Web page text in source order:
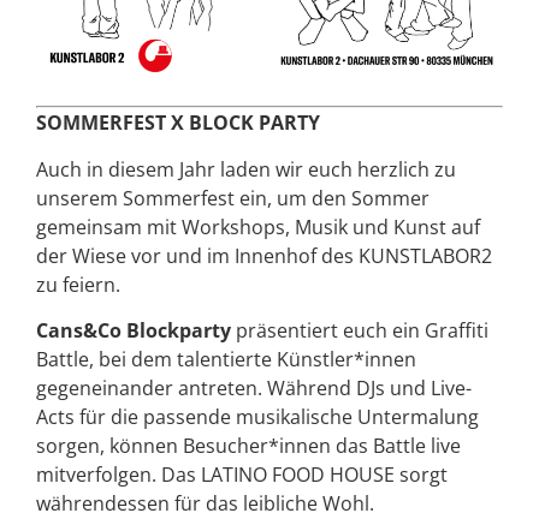
SOMMERFEST X BLOCK PARTY
Auch in diesem Jahr laden wir euch herzlich zu
unserem Sommerfest ein, um den Sommer
gemeinsam mit Workshops, Musik und Kunst auf
der Wiese vor und im Innenhof des KUNSTLABOR2
zu feiern.
Cans&Co Blockparty präsentiert euch ein Graffiti
Battle, bei dem talentierte Künstler*innen
gegeneinander antreten. Während DJs und Live-
Acts für die passende musikalische Untermalung
sorgen, können Besucher*innen das Battle live
mitverfolgen. Das LATINO FOOD HOUSE sorgt
währendessen für das leibliche Wohl.